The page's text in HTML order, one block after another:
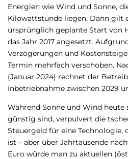
Energien wie Wind und Sonne,
Kilowattstunde liegen. Dann gilt
ursprünglich geplante Start von
das Jahr 2017 angesetzt.
Verzögerungen und
Termin mehrfach verschoben.
(Januar 2024) rechnet der
Inbetriebnahme zwischen 2029
Während Sonne und Wind heute
günstig sind, verpulvert die
Steuergeld für eine Technologie,
ist – aber über Jahrtausende
Euro würde man zu aktuellen